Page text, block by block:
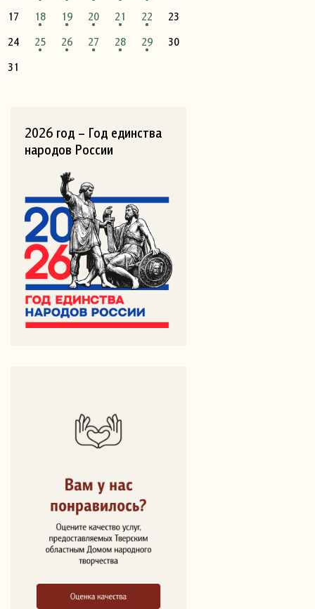
17
18 19 20 21 22
23
24
25 26 27 28 29
30
31
2026 год – Год единства
народов России